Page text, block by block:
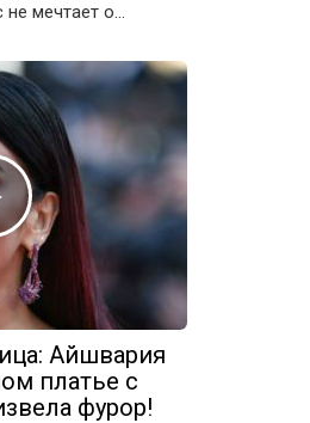
не мечтает о…
Айшвария
платье с
фурор!